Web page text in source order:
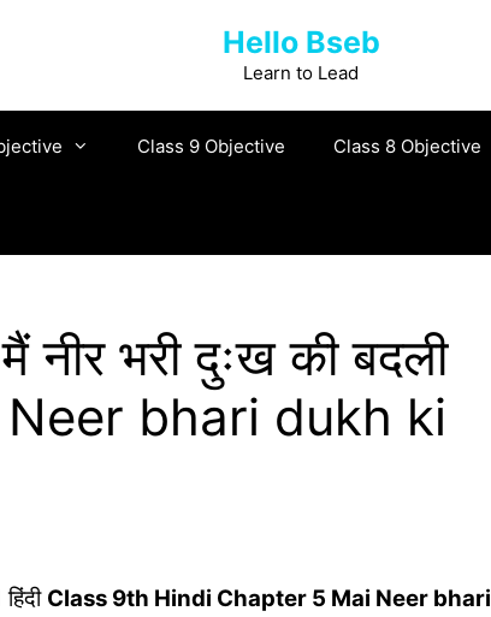
Hello Bseb
Learn to Lead
Class 9 Objective Class 8 Objective
नीर भरी दुःख की बदली
Neer bhari dukh ki
Class 9th Hindi Chapter 5 Mai Neer bhari